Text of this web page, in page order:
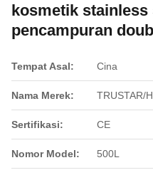
kosmetik stainless
pencampuran
Tempat Asal: Cina
Nama Merek: TRUSTAR/
Sertifikasi: CE
Nomor Model: 500L